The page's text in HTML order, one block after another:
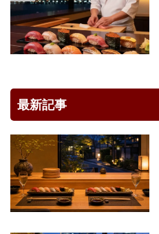
最新記事